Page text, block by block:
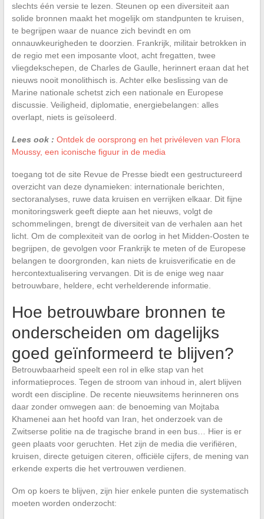
slechts één versie te lezen. Steunen op een diversiteit aan
solide bronnen maakt het mogelijk om standpunten te kruisen,
te begrijpen waar de nuance zich bevindt en om
onnauwkeurigheden te doorzien. Frankrijk, militair betrokken in
de regio met een imposante vloot, acht fregatten, twee
vliegdekschepen, de Charles de Gaulle, herinnert eraan dat het
nieuws nooit monolithisch is. Achter elke beslissing van de
Marine nationale schetst zich een nationale en Europese
discussie. Veiligheid, diplomatie, energiebelangen: alles
overlapt, niets is geïsoleerd.
Lees ook : Ontdek de oorsprong en het privéleven van Flora
Moussy, een iconische figuur in de media
toegang tot de site Revue de Presse biedt een gestructureerd
overzicht van deze dynamieken: internationale berichten,
sectoranalyses, ruwe data kruisen en verrijken elkaar. Dit fijne
monitoringswerk geeft diepte aan het nieuws, volgt de
schommelingen, brengt de diversiteit van de verhalen aan het
licht. Om de complexiteit van de oorlog in het Midden-Oosten te
begrijpen, de gevolgen voor Frankrijk te meten of de Europese
belangen te doorgronden, kan niets de kruisverificatie en de
hercontextualisering vervangen. Dit is de enige weg naar
betrouwbare, heldere, echt verhelderende informatie.
Hoe betrouwbare bronnen te
onderscheiden om dagelijks
goed geïnformeerd te blijven?
Betrouwbaarheid speelt een rol in elke stap van het
informatieproces. Tegen de stroom van inhoud in, alert blijven
wordt een discipline. De recente nieuwsitems herinneren ons
daar zonder omwegen aan: de benoeming van Mojtaba
Khamenei aan het hoofd van Iran, het onderzoek van de
Zwitserse politie na de tragische brand in een bus… Hier is er
geen plaats voor geruchten. Het zijn de media die verifiëren,
kruisen, directe getuigen citeren, officiële cijfers, de mening van
erkende experts die het vertrouwen verdienen.
Om op koers te blijven, zijn hier enkele punten die systematisch
moeten worden onderzocht: